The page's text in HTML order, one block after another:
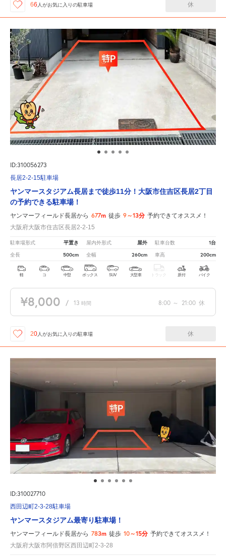
66 人がお気に入りの駐車場 休
ID:310056273
長居2-2-15駐車場
ヤンマースタジアム長居まで徒歩11分！大阪市住吉区長居2丁目
の予約できる駐車場！
ヤンマーフィールド長居から 677m 徒歩 9～13分 予約できてオススメ！
大阪府大阪市住吉区長居2-2-15
駐車場形式 平置き 屋内外形式 屋外 駐車台数 1台
全長 500cm 全幅 260cm 車高 200cm
軽 コ 中型 ボックス SUV 大型車 トラック 原付 バイク
¥8,000 / 13 時間 8:00 ～ 21:00 休
20人がお気に入りの駐車場 休
ID:310027710
西田辺町2-3-28駐車場
ヤンマースタジアム最寄り駐車場！
ヤンマーフィールド長居から 783m 徒歩 10～15分 予約できてオススメ！
大阪府大阪市阿倍野区西田辺町2-3-28